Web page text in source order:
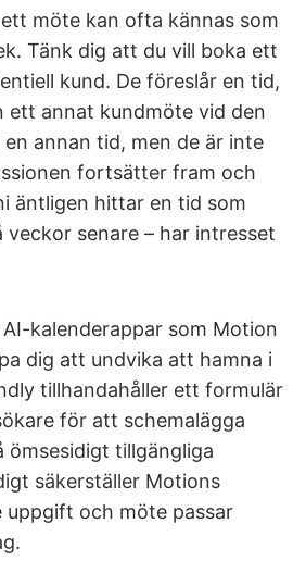
möte kan ofta kännas som
Tänk dig att du vill boka ett
kund. De föreslår en tid,
ett annat kundmöte vid den
annan tid, men de är inte
fortsätter fram och
äntligen hittar en tid som
veckor senare – har intresset
kalenderappar som Motion
dig att undvika att hamna i
tillhandahåller ett formulär
för att schemalägga
ömsesidigt tillgängliga
säkerställer Motions
uppgift och möte passar